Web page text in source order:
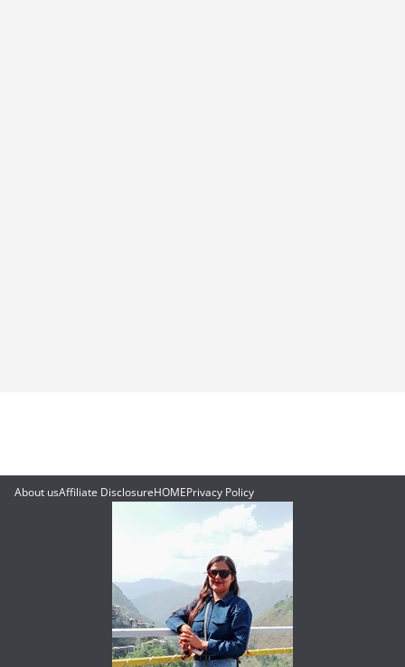
About usAffiliate DisclosureHOMEPrivacy Policy